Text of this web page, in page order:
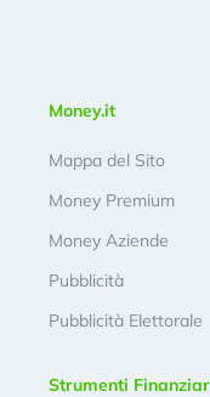
Money.it
Mappa del Sito
Money Premium
Money Aziende
Pubblicità
Pubblicità Elettorale
Strumenti